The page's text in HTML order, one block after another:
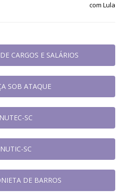
com Lula
CARGOS E SALÁRIOS
SOB ATAQUE
NUTEC-SC
NUTIC-SC
DE BARROS